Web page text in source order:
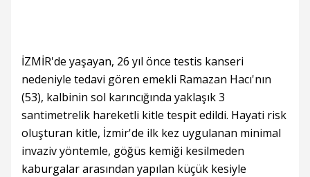
İZMİR'de yaşayan, 26 yıl önce testis kanseri
nedeniyle tedavi gören emekli Ramazan Hacı'nın
(53), kalbinin sol karıncığında yaklaşık 3
santimetrelik hareketli kitle tespit edildi. Hayati risk
oluşturan kitle, İzmir'de ilk kez uygulanan minimal
invaziv yöntemle, göğüs kemiği kesilmeden
kaburgalar arasından yapılan küçük kesiyle